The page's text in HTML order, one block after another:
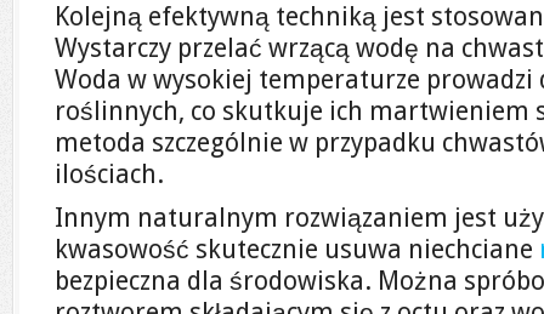
Kolejną efektywną techniką jest
Wystarczy przelać wrzącą wodę na
Woda w wysokiej temperaturze prowadzi
roślinnych, co skutkuje ich martwieniem
metoda szczególnie w przypadku
ilościach.
Innym naturalnym rozwiązaniem jest
kwasowość skutecznie usuwa niechciane
bezpieczna dla środowiska. Można